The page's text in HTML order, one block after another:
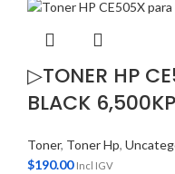
▷TONER HP
BLACK
Toner, Toner Hp,
$190.00 Incl IGV